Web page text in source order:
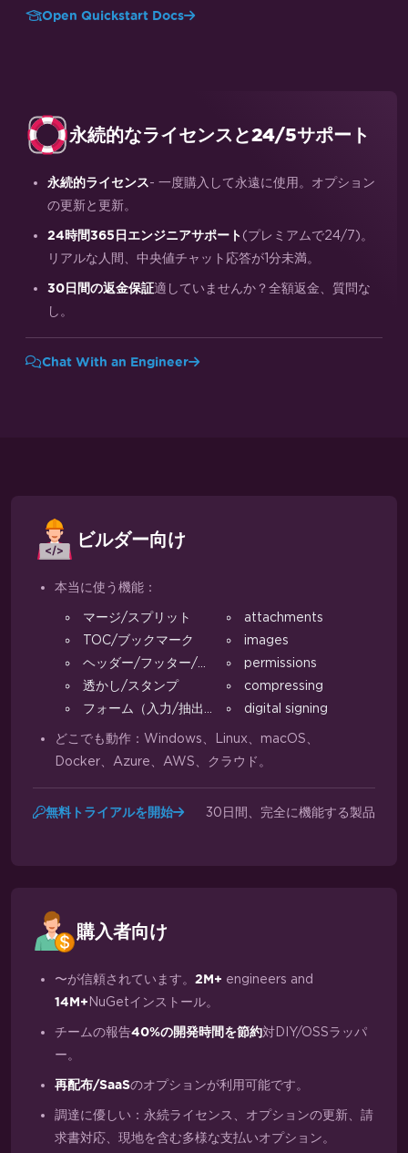
Open Quickstart Docs
永続的なライセンスと24/5サポート
永続的ライセンス- 一度購入して永遠に使用。オプション
の更新と更新。
24時間365日エンジニアサポート (プレミアムで24/7)。
リアルな人間、中央値チャット応答が1分未満。
30日間の返金保証適していませんか？全額返金、質問な
し。
Chat With an Engineer
ビルダー向け
本当に使う機能：
マージ/スプリット
TOC/ブックマーク
ヘッダー/フッター/マージン
透かし/スタンプ
フォーム（入力/抽出）
attachments
images
permissions
compressing
digital signing
どこでも動作：Windows、Linux、macOS、
Docker、Azure、AWS、クラウド。
無料トライアルを開始 30日間、完全に機能する製品
購入者向け
〜が信頼されています。 2M+ engineers and
14M+ NuGetインストール。
チームの報告40%の開発時間を節約対DIY/OSSラッパ
ー。
再配布/SaaSのオプションが利用可能です。
調達に優しい：永続ライセンス、オプションの更新、請
求書対応、現地を含む多様な支払いオプション。